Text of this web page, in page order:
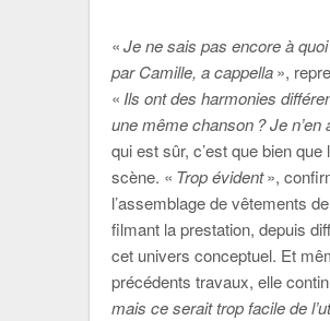
«Je ne sais pas encore à
par Camille, a cappella»,
«Ils ont des harmonies
une même chanson ? Je
qui est sûr, c’est que bien
scène. « Trop évident»,
l’assemblage de vêtements
filmant la prestation, depuis
cet univers conceptuel. Et
précédents travaux, elle
mais ce serait trop facile de